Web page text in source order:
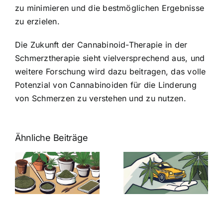
zu minimieren und die bestmöglichen Ergebnisse
zu erzielen.
Die Zukunft der Cannabinoid-Therapie in der
Schmerztherapie sieht vielversprechend aus, und
weitere Forschung wird dazu beitragen, das volle
Potenzial von Cannabinoiden für die Linderung
von Schmerzen zu verstehen und zu nutzen.
Ähnliche Beiträge
Neue THC-
Grenzwert-
Regelung:
Was Sie über
Cannabis und
Cannabis
Samen
kaufen: Alles
was Sie